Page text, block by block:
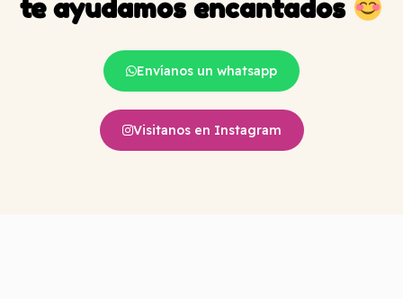
te ayudamos encantados
Envíanos un whatsapp
Visitanos en Instagram